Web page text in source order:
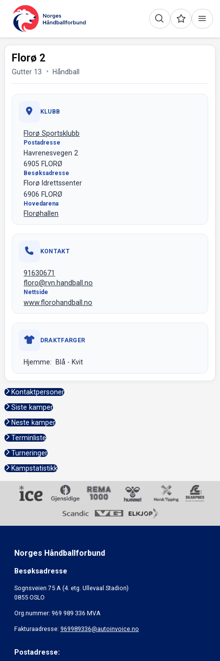
Florø 2
Gutter 13 Håndball
KLUBB
Florø Sportsklubb
Postadresse
Havrenesvegen 2
6905 FLORØ
Besøksadresse
Florø Idrettssenter
6906 FLORØ
Hovedarena
Florøhallen
KONTAKT
91630671
floro@rvn.handball.no
Nettside
www.florohandball.no
DRAKTFARGER
Hjemme: Blå - Kvit
Kontaktpersoner
Siste kamper
Neste kamper
Terminliste
Turneringer
Kampstatistikk
Norges Håndballforbund
Besøksadresse
Sognsveien 75 A (4. etg. Ullevaal Stadion)
0855 OSLO
Org.nummer: 969 989 336 MVA
Fakturaadresse: 969989336@autoinvoice.no
Postadresse: